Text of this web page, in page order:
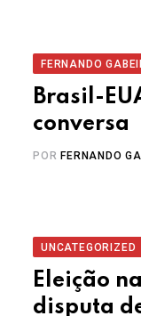
FERNANDO
Brasil-
conversa
POR FERNANDO
UNCATEGORIZED
Eleição
disputa